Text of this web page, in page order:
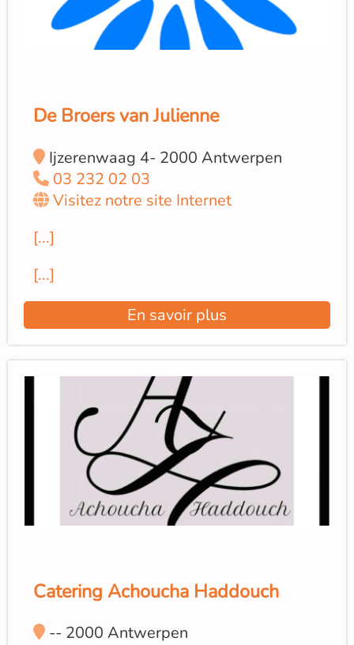
De Broers van Julienne
Ijzerenwaag 4- 2000 Antwerpen
03 232 02 03
Visitez notre site Internet
[...]
[...]
En savoir plus
Catering Achoucha Haddouch
-- 2000 Antwerpen